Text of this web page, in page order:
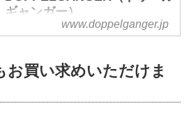
ギャンガー）
ストレージバイクガレージ
ージです。普通のサイズじゃ物足
りない。趣味も嗜好もすべて収め
www.doppelganger.jp
お買い求めいただけま